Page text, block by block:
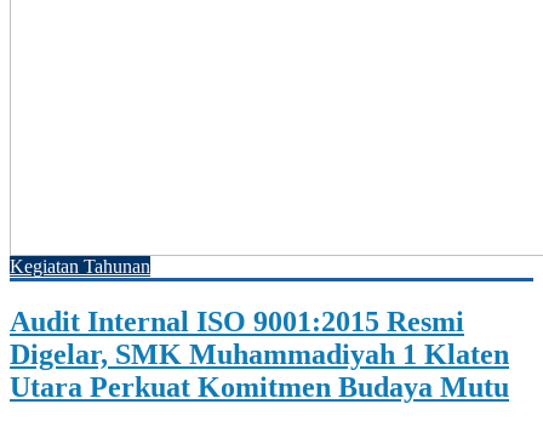
Kegiatan Tahunan
Audit Internal ISO 9001:2015 Resmi
Digelar, SMK Muhammadiyah 1 Klaten
Utara Perkuat Komitmen Budaya Mutu